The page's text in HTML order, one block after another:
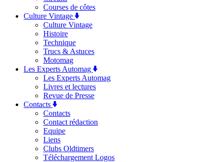
Courses de côtes
Culture Vintage
Culture Vintage
Histoire
Technique
Trucs & Astuces
Motomag
Les Experts Automag
Les Experts Automag
Livres et lectures
Revue de Presse
Contacts
Contacts
Contact rédaction
Equipe
Liens
Clubs Oldtimers
Téléchargement Logos